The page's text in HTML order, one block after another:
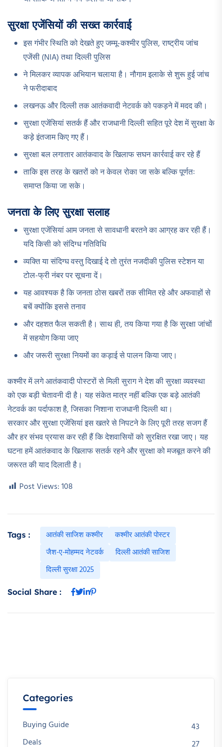
सुरक्षा एजेंसियों की सख्त कार्रवाई
इस गंभीर स्थिति को देखते हुए जम्मू-कश्मीर पुलिस, राष्ट्रीय जांच
एजेंसी (NIA) तथा दिल्ली पुलिस
ने मिलकर व्यापक अभियान चलाया है। नौगाम इलाके से शुरू हुई जांच
ने फरीदाबाद
लखनऊ और दिल्ली तक आतंकवादी नेटवर्क को पकड़ने में मदद की।
सुरक्षा एजेंसियां सतर्क हैं और राजधानी दिल्ली सहित पूरे देश में सुरक्षा के
कड़े इंतजाम किए गए हैं।
सुरक्षा बल लगातार आतंकवाद के खिलाफ सघन कार्रवाई कर रहे हैं
ताकि इस तरह के खतरों को न केवल रोका जा सके बल्कि पूर्णतः
समाप्त किया जा सके।
जनता के लिए सुरक्षा सलाह
सुरक्षा एजेंसियां आम जनता से सावधानी बरतने का आग्रह कर रही हैं।
यदि किसी को संदिग्ध गतिविधि
व्यक्ति या संदिग्घ वस्तु दिखाई दे तो तुरंत नजदीकी पुलिस स्टेशन या
टोल-फ्री नंबर पर सूचना दें।
यह आवश्यक है कि जनता ठोस खबरों तक सीमित रहे और अफवाहों से
बचें क्योंकि इससे तनाव
और दहशत फैल सकती है। साथ ही, तय किया गया है कि सुरक्षा जांचों
में सहयोग किया जाए
और जरूरी सुरक्षा नियमों का कड़ाई से पालन किया जाए।
कश्मीर में लगे आतंकवादी पोस्टरों से मिली सुराग ने देश की सुरक्षा व्यवस्था
को एक बड़ी चेतावनी दी है। यह संकेत मात्र नहीं बल्कि एक बड़े आतंकी
नेटवर्क का पर्दाफाश है, जिसका निशाना राजधानी दिल्ली था।
सरकार और सुरक्षा एजेंसियां इस खतरे से निपटने के लिए पूरी तरह सजग हैं
और हर संभव प्रयास कर रही हैं कि देशवासियों को सुरक्षित रखा जाए। यह
घटना हमें आतंकवाद के खिलाफ सतर्क रहने और सुरक्षा को मजबूत करने की
जरूरत की याद दिलाती है।
Post Views:108
Tags : आतंकी साजिश कश्मीर
कश्मीर आतंकी पोस्टर
जैश-ए-मोहम्मद नेटवर्क
दिल्ली आतंकी साजिश
दिल्ली सुरक्षा 2025
Social Share :
Categories
Buying Guide
43
Deals